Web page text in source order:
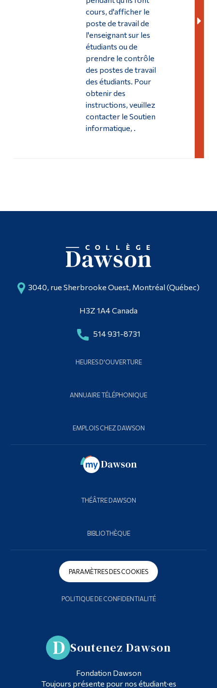
cours, d'afficher le
poste de travail de
l'enseignant sur les
étudiants ou de
prendre le contrôle
des postes de travail
des étudiants. Pour
obtenir des
instructions, veuillez
contacter le Soutien
informatique, .
3040, rue Sherbrooke Ouest, Montréal (Québec)
H3Z 1A4 Canada
514 931-8731
HEURES D'OUVERTURE
ANNUAIRE TÉLÉPHONIQUE
EMPLOIS CHEZ DAWSON
THÉÂTRE DAWSON
BIBLIOTHÈQUE
PARAMÈTRES DES COOKIES
POLITIQUE DE CONFIDENTIALITÉ
Soutenez Dawson
Fondation Dawson
Toujours présente pour nos étudiant·es
Étudiants actuels
Corps enseignant et
personnel administratif
Diplômé·es et visiteur·euses